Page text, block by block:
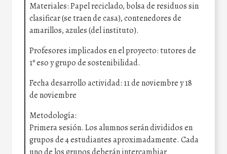
Materiales: Papel reciclado, bolsa de residuos sin
clasificar (se traen de casa), contenedores de
amarillos, azules (del instituto).
Profesores implicados en el proyecto: tutores de
1º eso y grupo de sostenibilidad.
Fecha desarrollo actividad: 11 de noviembre y 18
de noviembre
Metodología:
Primera sesión. Los alumnos serán divididos en
grupos de 4 estudiantes aproximadamente. Cada